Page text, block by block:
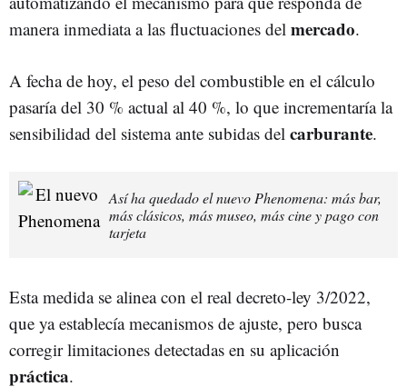
manera inmediata a las fluctuaciones del mercado.
A fecha de hoy, el peso del combustible en el cálculo
pasaría del 30 % actual al 40 %, lo que incrementaría la
sensibilidad del sistema ante subidas del carburante.
Así ha quedado el nuevo Phenomena: más bar,
más clásicos, más museo, más cine y pago con
tarjeta
Esta medida se alinea con el real decreto-ley 3/2022,
que ya establecía mecanismos de ajuste, pero busca
corregir limitaciones detectadas en su aplicación
práctica.